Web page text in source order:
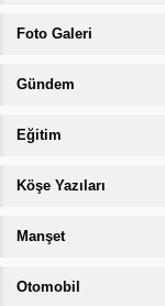
Foto Galeri
Gündem
Eğitim
Köşe Yazıları
Manşet
Otomobil